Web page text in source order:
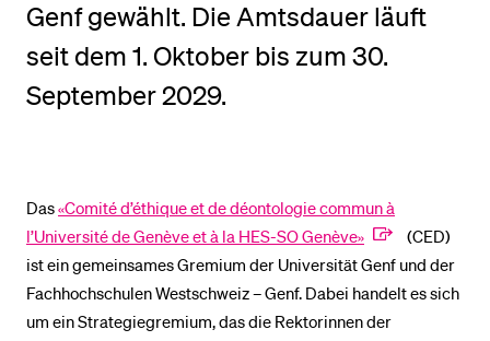
Genf gewählt. Die Amtsdauer läuft
seit dem 1. Oktober bis zum 30.
September 2029.
Das«Comité d’éthique et de déontologie commun à
l’Université de Genève et à la HES-SO Genève»
(CED)
ist ein gemeinsames Gremium der Universität Genf und der
Fachhochschulen Westschweiz – Genf. Dabei handelt es sich
um ein Strategiegremium, das die Rektorinnen der
BELIEBTE INHALTE
Vorlesungsverzeichnis
Menuplan Mensa
Anmeldung und Zulassung